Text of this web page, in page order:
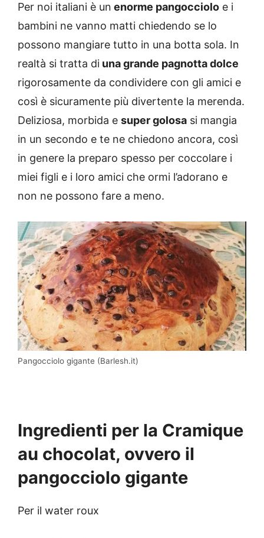
Per noi italiani è un enorme pangocciolo e i
bambini ne vanno matti chiedendo se lo
possono mangiare tutto in una botta sola. In
realtà si tratta di una grande pagnotta dolce
rigorosamente da condividere con gli amici e
così è sicuramente più divertente la merenda.
Deliziosa, morbida e super golosa si mangia
in un secondo e te ne chiedono ancora, così
in genere la preparo spesso per coccolare i
miei figli e i loro amici che ormi l’adorano e
non ne possono fare a meno.
Pangocciolo gigante (Barlesh.it)
Ingredienti per la Cramique
au chocolat, ovvero il
pangocciolo gigante
Per il water roux